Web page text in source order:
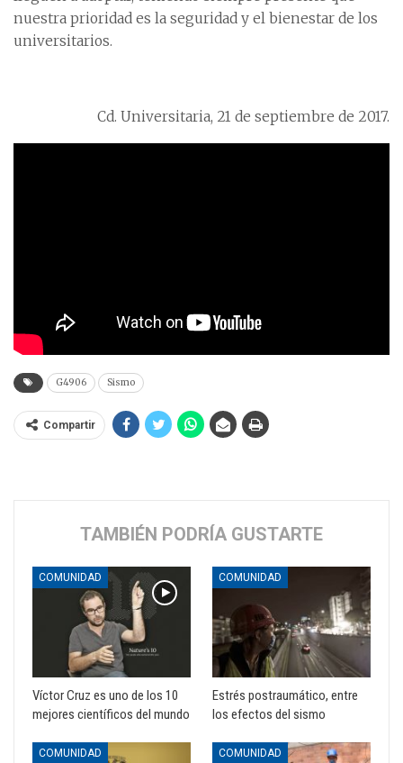
nuestra prioridad es la seguridad y el bienestar de los
universitarios.
Cd. Universitaria, 21 de septiembre de 2017.
G4906 Sismo
Compartir
TAMBIÉN PODRÍA GUSTARTE
COMUNIDAD
Víctor Cruz es uno de los 10
mejores científicos del mundo
COMUNIDAD
Estrés postraumático, entre
los efectos del sismo
COMUNIDAD COMUNIDAD